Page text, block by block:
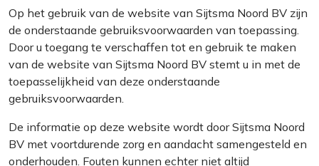
Op het gebruik van de website van Sijtsma Noord BV zijn
de onderstaande gebruiksvoorwaarden van toepassing.
Door u toegang te verschaffen tot en gebruik te maken
van de website van Sijtsma Noord BV stemt u in met de
toepasselijkheid van deze onderstaande
gebruiksvoorwaarden.
De informatie op deze website wordt door Sijtsma Noord
BV met voortdurende zorg en aandacht samengesteld en
onderhouden. Fouten kunnen echter niet altijd